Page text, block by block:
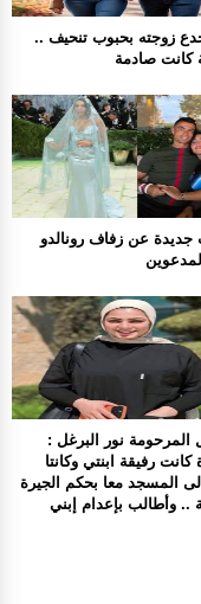
زوجته بحبوب تنحيف ..
كانت صادمة
جديدة عن زفاف رونالدو
المرحومة نور البرغل :
كانت رفيقة ابنتي وكانتا
المسجد معا بحكم الجيرة
.. وأطالب بإعدام إبني